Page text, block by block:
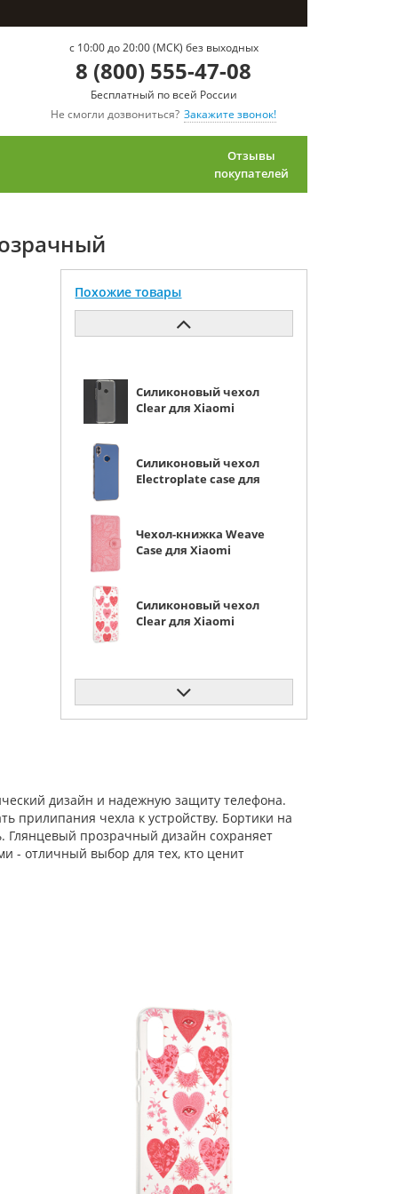
c 10:00 до 20:00 (МСК) без выходных
8 (800) 555-47-08
Бесплатный по всей России
Не смогли дозвониться? Закажите звонок!
Отзывы
покупателей
Похожие товары
Силиконовый чехол
Clear для Xiaomi
Силиконовый чехол
Electroplate case для
Чехол-книжка Weave
Case для Xiaomi
Силиконовый чехол
Clear для Xiaomi
Силиконовый чехол
Clear для Xiaomi
Redmi Note 7 (Pro)
белый гусь
первые цветы
Силиконовый чехол
Picture для Xiaomi
Redmi Note 7 (Pro)
Сердце черный
Сердце розовый
Чехол-книжка PU для
Xiaomi Redmi Note 7
(Pro) красная с
магнитом
Силиконовый чехол
Abstraction для
Xiaomi Redmi Note 7
(Pro) красный
Чехол-книжка Weave
Case для Xiaomi
дизайн и надежную защиту телефона.
прилипания чехла к устройству. Бортики на
Глянцевый прозрачный дизайн сохраняет
- отличный выбор для тех, кто ценит